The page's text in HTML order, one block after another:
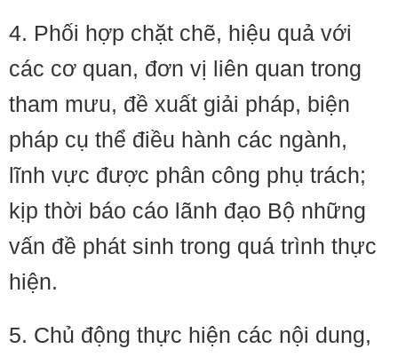
4. Phối hợp chặt chẽ, hiệu quả với
các cơ quan, đơn vị liên quan trong
tham mưu, đề xuất giải pháp, biện
pháp cụ thể điều hành các ngành,
lĩnh vực được phân công phụ trách;
kịp thời báo cáo lãnh đạo Bộ những
vấn đề phát sinh trong quá trình thực
hiện.
5. Chủ động thực hiện các nội dung,